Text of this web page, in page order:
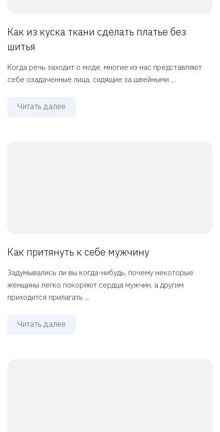
Как из куска ткани сделать платье без
шитья
Когда речь заходит о моде, многие из нас представляют
себе озадаченные лица, сидящие за швейными ...
Читать далее
Как притянуть к себе мужчину
Задумывались ли вы когда-нибудь, почему некоторые
женщины легко покоряют сердца мужчин, а другим
приходится прилагать ...
Читать далее